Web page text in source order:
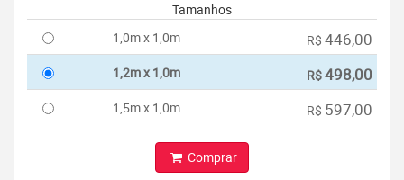
Tamanhos
1,0m x 1,0m
R$ 446,00
1,2m x 1,0m R$498,00
1,5m x 1,0m R$ 597,00
Comprar